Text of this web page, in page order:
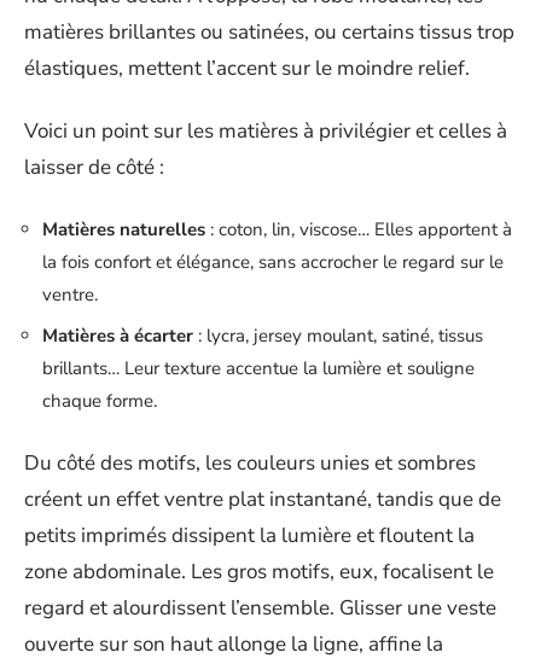
matières brillantes ou satinées, ou certains tissus trop
élastiques, mettent l’accent sur le moindre relief.
Voici un point sur les matières à privilégier et celles à
laisser de côté :
Matières naturelles : coton, lin, viscose… Elles apportent à
la fois confort et élégance, sans accrocher le regard sur le
ventre.
Matières à écarter : lycra, jersey moulant, satiné, tissus
brillants… Leur texture accentue la lumière et souligne
chaque forme.
Du côté des motifs, les couleurs unies et sombres
créent un effet ventre plat instantané, tandis que de
petits imprimés dissipent la lumière et floutent la
zone abdominale. Les gros motifs, eux, focalisent le
regard et alourdissent l’ensemble. Glisser une veste
ouverte sur son haut allonge la ligne, affine la